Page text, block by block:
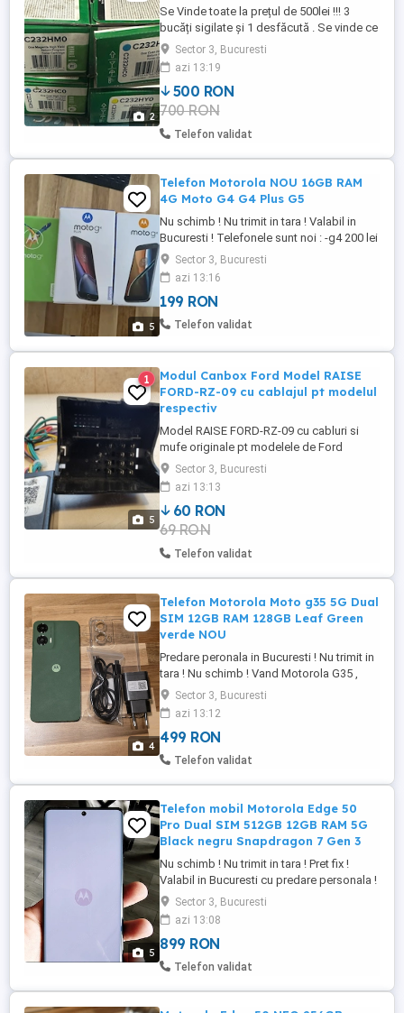
2
Se Vinde toate la prețul de 500lei !!! 3
bucăți sigilate și 1 desfăcută . Se vinde ce
se vede în imagini
Sector 3, Bucuresti
azi 13:19
500 RON
700 RON
Telefon validat
5
Telefon Motorola NOU 16GB RAM
4G Moto G4 G4 Plus G5
Nu schimb ! Nu trimit in tara ! Valabil in
Bucuresti ! Telefonele sunt noi : -g4 200 lei
-g4 Plus 250 lei -g5 300lei Vin la cutie cu
casti si incarcatoare
Sector 3, Bucuresti
azi 13:16
199 RON
Telefon validat
5
1
Modul Canbox Ford Model RAISE
FORD-RZ-09 cu cablajul pt modelul
respectiv
Model RAISE FORD-RZ-09 cu cabluri si
mufe originale pt modelele de Ford
respective.Vezi imagini. Modul Canbus
pentru navigatiile auto android
compatibile cu urmatoarele modele Ford :
Fiesta , Mondeo, Focus 2, S max,
Ecosport, Edge , Kuga, Fox Eveerest ,
Raptor F350 Cu ajutorul modulului canbus
navigatia ...
Sector 3, Bucuresti
azi 13:13
60 RON
69 RON
Telefon validat
4
Telefon Motorola Moto g35 5G Dual
SIM 12GB RAM 128GB Leaf Green
verde NOU
Predare peronala in Bucuresti ! Nu trimit in
tara ! Nu schimb ! Vand Motorola G35 ,
verde NOU , fara cutie , garantie , vine
insotit de : -cablu USB -incarcator original
-husa protectie Telefonul are ZERO cicluri
se poate observa si in pozele atasate !
Sector 3, Bucuresti
azi 13:12
499 RON
Telefon validat
5
Telefon mobil Motorola Edge 50
Pro Dual SIM 512GB 12GB RAM 5G
Black negru Snapdragon 7 Gen 3
Nu schimb ! Nu trimit in tara ! Pret fix !
Valabil in Bucuresti cu predare personala !
Telefonul arata si functioneaza 10 10 , se
vinde cu o suma mai mica deoarece
prezinta un usor screenburn vizibil doar
pe fundal alb , il puteti vedea in poza !
Telefonul mobil Motorola Edge 50 Pro
Sector 3, Bucuresti
azi 13:08
899 RON
Telefon validat